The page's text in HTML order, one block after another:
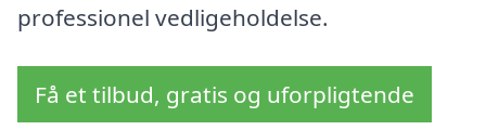
professionel vedligeholdelse.
Få et tilbud, gratis og uforpligtende